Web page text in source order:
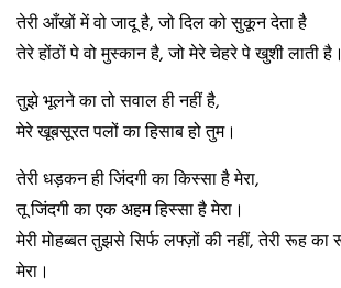
​तेरी आँखों में वो जादू है, जो दिल को सुकून देता है
तेरे होंठों पे वो मुस्कान है, जो मेरे चेहरे पे खुशी लाती है।​
​तुझे भूलने का तो सवाल ही नहीं है,
मेरे खूबसूरत पलों का हिसाब हो तुम।​
​तेरी धड़कन ही जिंदगी का किस्सा है मेरा,
तू जिंदगी का एक अहम हिस्सा है मेरा।
मेरी मोहब्बत तुझसे सिर्फ लफ्ज़ों की नहीं, तेरी रूह का
मेरा।​